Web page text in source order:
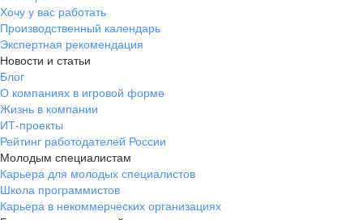
Хочу у вас работать
Производственный календарь
Экспертная рекомендация
Новости и статьи
Блог
О компаниях в игровой форме
Жизнь в компании
ИТ-проекты
Рейтинг работодателей России
Молодым специалистам
Карьера для молодых специалистов
Школа программистов
Карьера в некоммерческих организациях